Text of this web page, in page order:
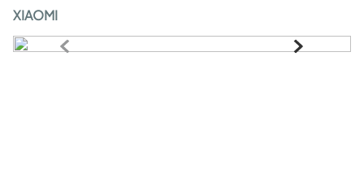
XIAOMI
armarios closet
comedores
neveras